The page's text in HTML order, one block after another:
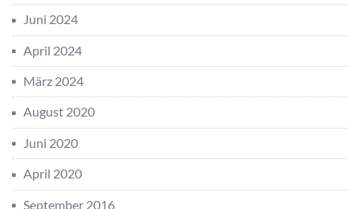
Juni 2024
April 2024
März 2024
August 2020
Juni 2020
April 2020
September 2016